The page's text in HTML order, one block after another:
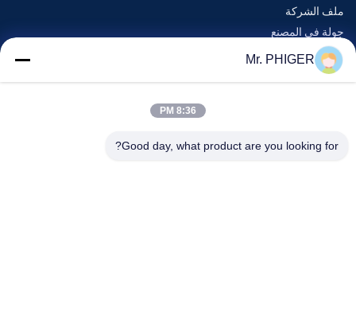
ملف الشركة
جولة في المصنع
مراقبة الجودة
خريطة الموقع
الأحداث
Mr. PHIGER
8:36 PM
Good day, what product are you looking for?